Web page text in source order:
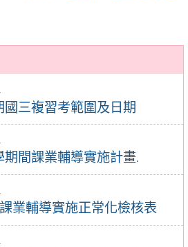
三複習考範圍及日期
間課業輔導實施計畫.
業輔導實施正常化檢核表